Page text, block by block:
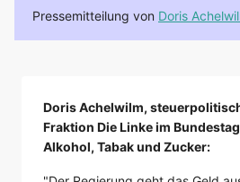
Pressemitteilung von Doris
Doris Achelwilm,
Fraktion Die Linke im
Alkohol, Tabak und Zucker: